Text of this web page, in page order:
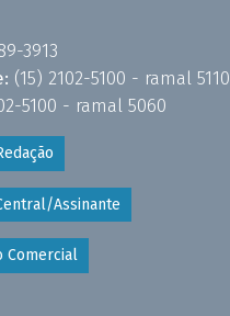
3913
(15) 2102-5100 - ramal 5110
5100 - ramal 5060
Assinante
Comercial